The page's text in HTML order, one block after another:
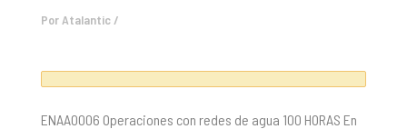
PorAtalantic/
ENAA0006 Operaciones con redes de agua 100 HORAS En